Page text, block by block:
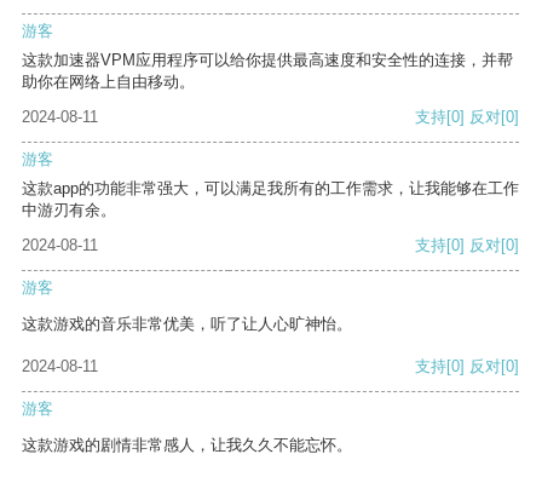
游客
这款加速器VPM应用程序可以给你提供最高速度和安全性的连接，并帮
助你在网络上自由移动。
2024-08-11
支持[0] 反对[0]
游客
这款app的功能非常强大，可以满足我所有的工作需求，让我能够在工作
中游刃有余。
2024-08-11
支持[0] 反对[0]
游客
这款游戏的音乐非常优美，听了让人心旷神怡。
2024-08-11 支持[0] 反对[0]
游客
这款游戏的剧情非常感人，让我久久不能忘怀。